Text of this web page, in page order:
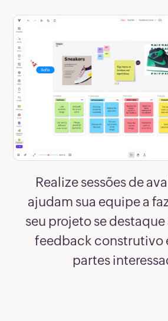
Realize sessões de
ajudam sua equipe a
seu projeto se
feedback construtivo
partes